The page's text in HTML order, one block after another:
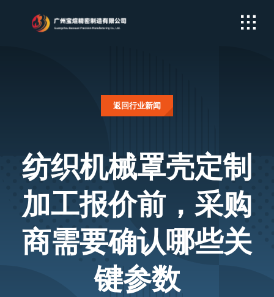
返回行业新闻
纺织机械罩壳定制
加工报价前，采购
商需要确认哪些关
键参数